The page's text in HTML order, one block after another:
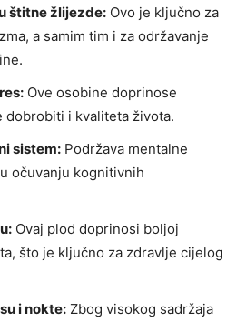
štitne žlijezde: Ovo je ključno za
a samim tim i za održavanje
Ove osobine doprinose
dobrobiti i kvaliteta života.
sistem: Podržava mentalne
očuvanju kognitivnih
Ovaj plod doprinosi boljoj
što je ključno za zdravlje cijelog
i nokte: Zbog visokog sadržaja